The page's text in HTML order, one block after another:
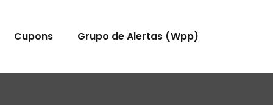
Cupons Grupo de Alertas (Wpp)